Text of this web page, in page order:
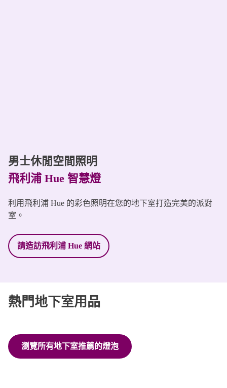
男士休閒空間照明
飛利浦 Hue 智慧燈
利用飛利浦 Hue 的彩色照明在您的地下室打造完美的派對
室。
請造訪飛利浦 Hue 網站
熱門地下室用品
瀏覽所有地下室推薦的燈泡